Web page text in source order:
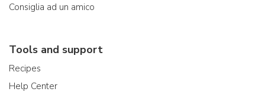
Consiglia ad un amico
Tools and support
Recipes
Help Center